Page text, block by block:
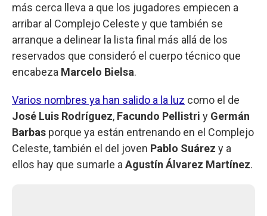
más cerca lleva a que los jugadores empiecen a
arribar al Complejo Celeste y que también se
arranque a delinear la lista final más allá de los
reservados que consideró el cuerpo técnico que
encabeza Marcelo Bielsa.
Varios nombres ya han salido a la luz como el de
José Luis Rodríguez, Facundo Pellistri y Germán
Barbas porque ya están entrenando en el Complejo
Celeste, también el del joven Pablo Suárez y a
ellos hay que sumarle a Agustín Álvarez Martínez.